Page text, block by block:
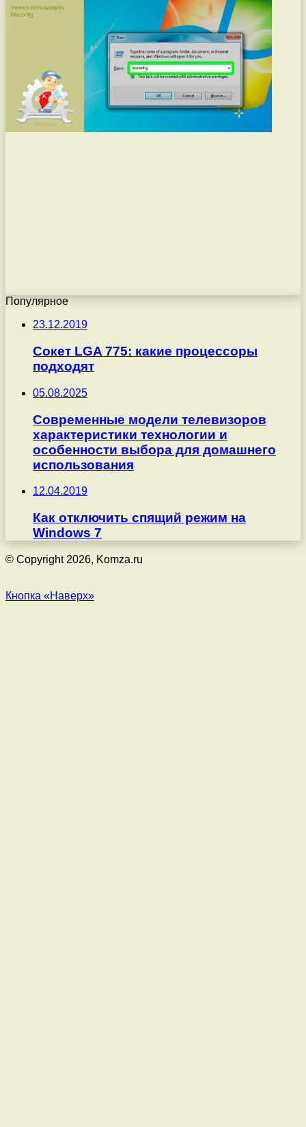
Популярное
23.12.2019
Сокет LGA 775: какие процессоры
подходят
05.08.2025
Современные модели телевизоров
характеристики технологии и
особенности выбора для домашнего
использования
12.04.2019
Как отключить спящий режим на
Windows 7
© Copyright 2026, Komza.ru
Кнопка «Наверх»